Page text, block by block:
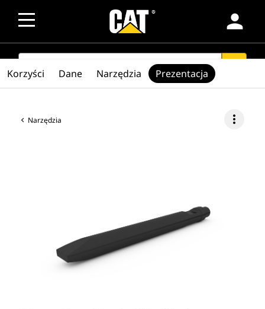
person
SEARCH
Narzędzia more_vert
Korzyści Dane Narzędzia Prezentacja